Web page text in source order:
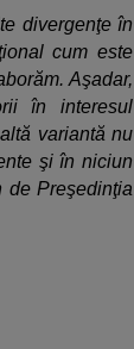
divergenţe în
cum este
Aşadar,
în interesul
variantă nu
şi în niciun
de Preşedinţia